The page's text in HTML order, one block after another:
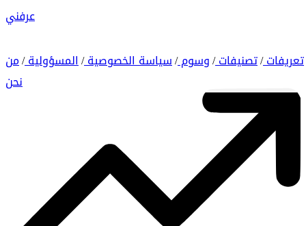
عرفني
تعريفات/ تصنيفات/ وسوم/ سياسة الخصوصية/ المسؤولية/ من
نحن